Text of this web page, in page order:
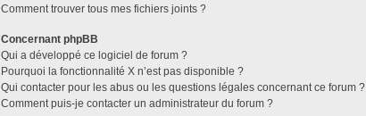
Comment trouver tous mes fichiers joints ?
Concernant phpBB
Qui a développé ce logiciel de forum ?
Pourquoi la fonctionnalité X n’est pas disponible ?
Qui contacter pour les abus ou les questions légales concernant ce forum ?
Comment puis-je contacter un administrateur du forum ?